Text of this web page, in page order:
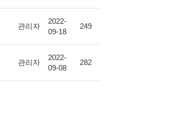
관리자
2022-
09-18
249
관리자
2022-
09-08
282